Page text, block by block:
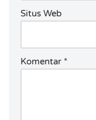
Situs Web
Komentar *